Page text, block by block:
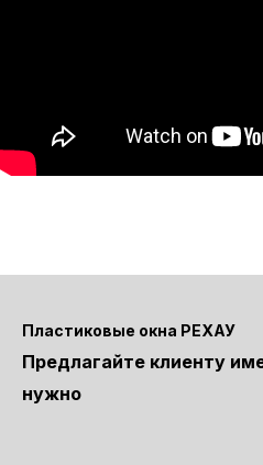
Пластиковые окна РЕХАУ
Предлагайте клиенту
нужно